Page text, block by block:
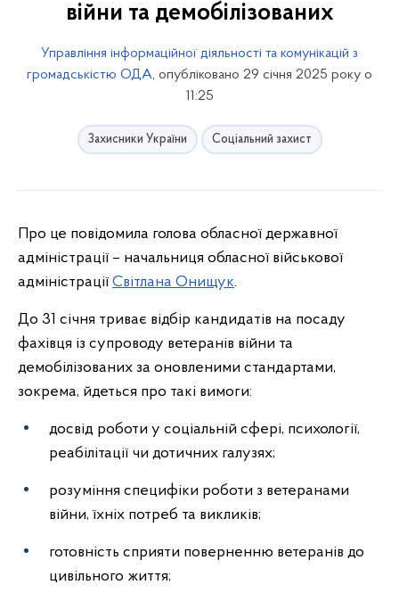
війни та демобілізованих
Управління інформаційної діяльності та комунікацій з
громадськістю ОДА, опубліковано 29 січня 2025 року о
11:25
Захисники України Соціальний захист
Про це повідомила голова обласної державної
адміністрації – начальниця обласної військової
адміністрації Світлана Онищук.
До 31 січня триває відбір кандидатів на посаду
фахівця із супроводу ветеранів війни та
демобілізованих за оновленими стандартами,
зокрема, йдеться про такі вимоги:
досвід роботи у соціальній сфері, психології,
реабілітації чи дотичних галузях;
розуміння специфіки роботи з ветеранами
війни, їхніх потреб та викликів;
готовність сприяти поверненню ветеранів до
цивільного життя;